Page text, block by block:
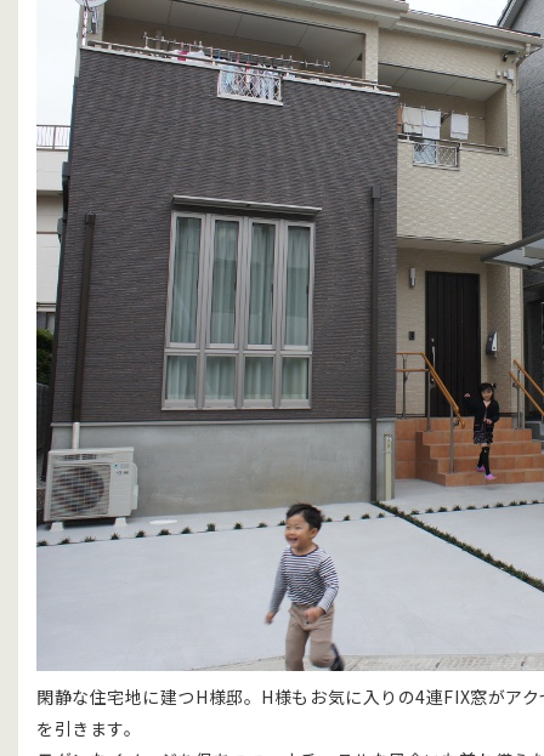
閑静な住宅地に建つH様邸。H様もお気に入りの4連FIX窓がア
を引きます。